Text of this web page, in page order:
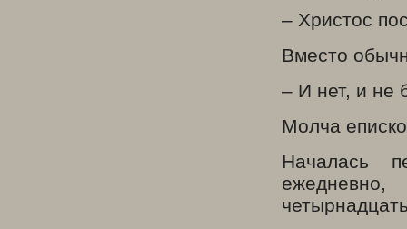
– Христос
Вместо
– И нет, и не
Молча
Началась